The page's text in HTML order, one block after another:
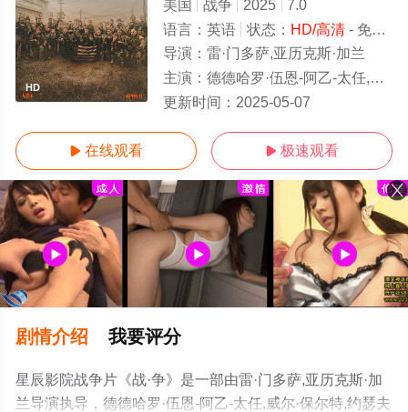
HD
美国 战争 2025
7.0
语言： 英语 状态： HD/高清- 免费在线观看
导演： 雷·门多萨,亚历克斯·加兰
主演： 德德哈罗·伍恩-阿乙-太任,威尔·保尔特,约瑟夫·奎恩,查尔斯·梅尔顿,柯斯莫·贾维斯,基特·康纳,芬恩·本
更新时间： 2025-05-07
 在线观看  极速观看
剧情介绍 我要评分
星辰影院战争片《战·争》是一部由雷·门多萨,亚历克斯·加
兰导演执导，德德哈罗·伍恩-阿乙-太任,威尔·保尔特,约瑟夫